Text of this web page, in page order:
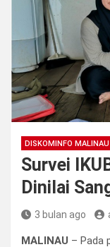
DISKOMINFO MALINAU
Survei
Dinilai
3 bulan ago
MALINAU – Pada